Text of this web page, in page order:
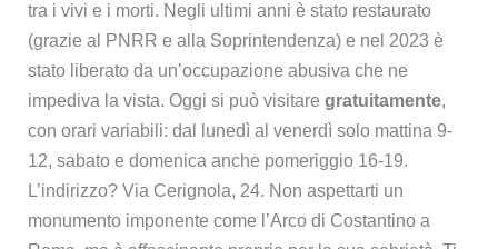
tra i vivi e i morti. Negli ultimi anni è stato restaurato
(grazie al PNRR e alla Soprintendenza) e nel 2023 è
stato liberato da un’occupazione abusiva che ne
impediva la vista. Oggi si può visitare gratuitamente,
con orari variabili: dal lunedì al venerdì solo mattina 9-
12, sabato e domenica anche pomeriggio 16-19.
L’indirizzo? Via Cerignola, 24. Non aspettarti un
monumento imponente come l’Arco di Costantino a